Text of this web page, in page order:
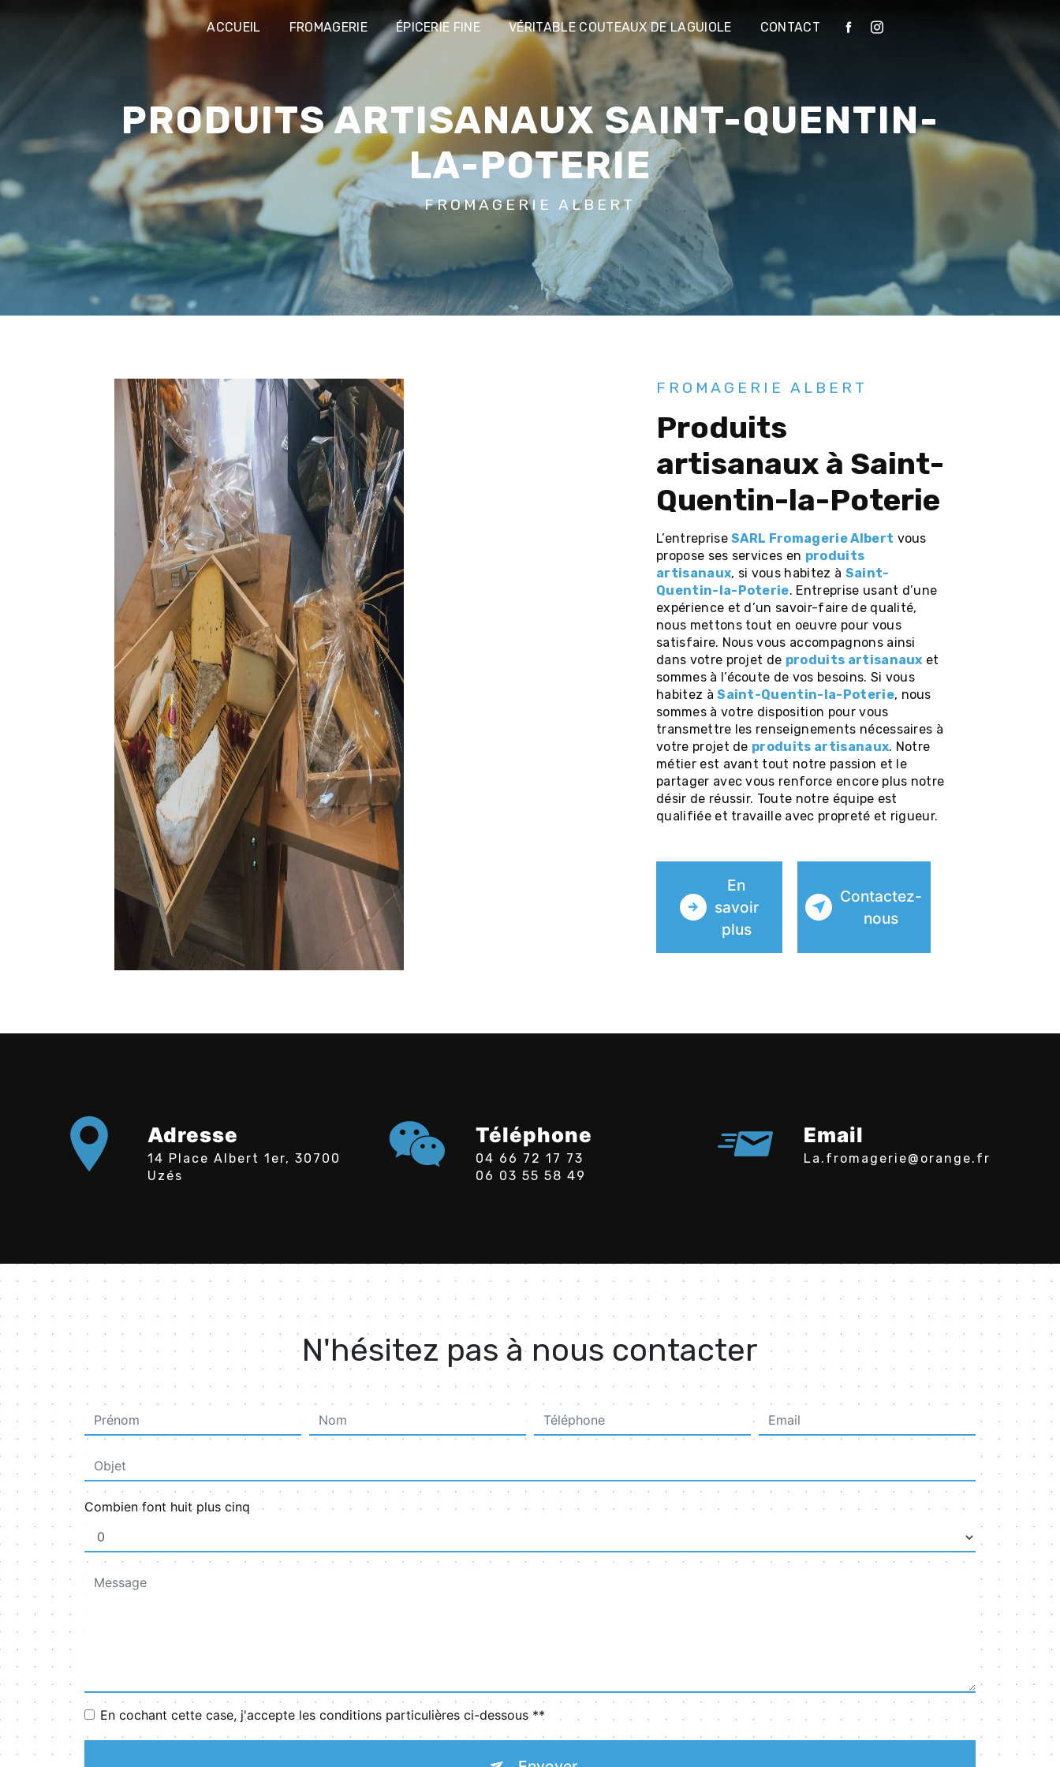
ACCUEIL FROMAGERIE ÉPICERIE FINE VÉRITABLE COUTEAUX DE LAGUIOLE CONTACT
PRODUITS ARTISANAUX SAINT-QUENTIN-
LA-POTERIE
FROMAGERIE ALBERT
FROMAGERIE ALBERT
produits
artisanaux à Saint-
Quentin-la-Poterie
L’entrepriseSARL Fromagerie Albert vous
propose ses services en produits
artisanaux, si vous habitez à Saint-
Quentin-la-Poterie. Entreprise usant d’une
expérience et d’un savoir-faire de qualité,
nous mettons tout en oeuvre pour vous
satisfaire. Nous vous accompagnons ainsi
dans votre projet de produits artisanaux et
sommes à l’écoute de vos besoins. Si vous
habitez àSaint-Quentin-la-Poterie, nous
sommes à votre disposition pour vous
transmettre les renseignements nécessaires à
votre projet de produits artisanaux. Notre
métier est avant tout notre passion et le
partager avec vous renforce encore plus notre
désir de réussir. Toute notre équipe est
qualifiée et travaille avec propreté et rigueur.
En
savoir
plus
Contactez-
nous
Adresse
14 Place Albert 1er, 30700
Uzés
Téléphone
04 66 72 17 73
06 03 55 58 49
Email
la.fromagerie@orange.fr
N'hésitez pas à nous contacter
Combien font huit plus cinq
En cochant cette case, j'accepte les conditions particulières ci-dessous **
Panneau de gestion des cookies